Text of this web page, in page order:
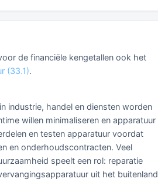
de financiële kengetallen ook het
(33.1).
industrie, handel en diensten worden
willen minimaliseren en apparatuur
en testen apparatuur voordat
en onderhoudscontracten. Veel
speelt een rol: reparatie
uit het buitenland